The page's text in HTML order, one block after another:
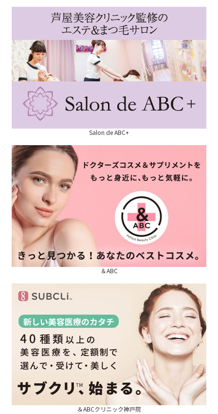
Salon de ABC+
＆ABC
＆ABCクリニック神戸院